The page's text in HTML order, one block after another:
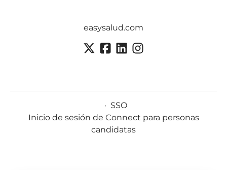
easysalud.com
· SSO
Inicio de sesión de Connect para personas
candidatas